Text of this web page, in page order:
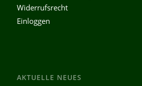
Widerrufsrecht
Einloggen
AKTUELLE NEUES